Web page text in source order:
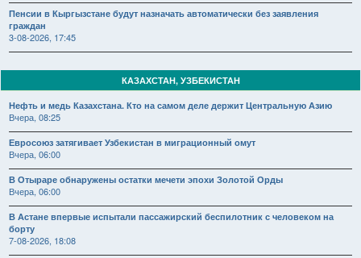
Пенсии в Кыргызстане будут назначать автоматически без заявления
граждан
3-08-2026, 17:45
КАЗАХСТАН, УЗБЕКИСТАН
Нефть и медь Казахстана. Кто на самом деле держит Центральную Азию
Вчера, 08:25
Евросоюз затягивает Узбекистан в миграционный омут
Вчера, 06:00
В Отыраре обнаружены остатки мечети эпохи Золотой Орды
Вчера, 06:00
В Астане впервые испытали пассажирский беспилотник с человеком на
борту
7-08-2026, 18:08